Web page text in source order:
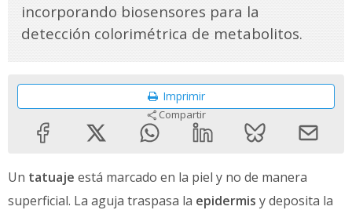
incorporando biosensores para la
detección colorimétrica de metabolitos.
Imprimir
Compartir
Un tatuaje está marcado en la piel y no de manera
superficial. La aguja traspasa la epidermis y deposita la